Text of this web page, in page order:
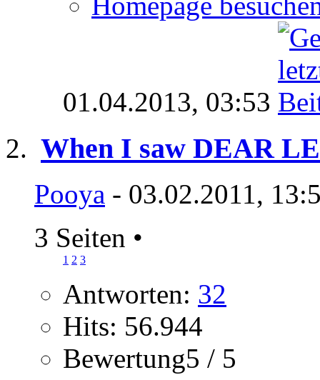
01.04.2013, 03:53
When I saw DEAR
Pooya - 03.02.2011,
3 Seiten •
1 2 3
Antworten: 32
Hits: 56.944
Bewertung5 / 5